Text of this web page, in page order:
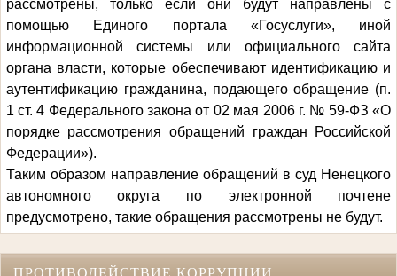
рассмотрены, только если они будут направлены с
помощью Единого портала «Госуслуги», иной
информационной системы или официального сайта
органа власти, которые обеспечивают идентификацию и
аутентификацию гражданина, подающего обращение (п.
1 ст. 4 Федерального закона от 02 мая 2006 г. № 59-ФЗ «О
порядке рассмотрения обращений граждан Российской
Федерации»).
Таким образом направление обращений в суд Ненецкого
автономного округа по электронной почтене
предусмотрено, такие обращения рассмотрены не будут.
ПРОТИВОДЕЙСТВИЕ КОРРУПЦИИ